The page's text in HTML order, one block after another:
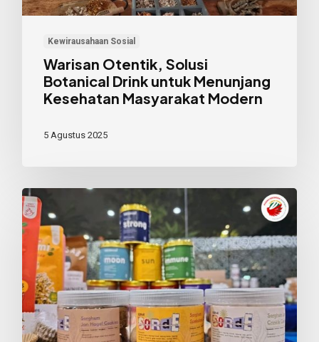
Kewirausahaan Sosial
Kesehatan
Warisan Otentik, Solusi
Botanical Drink untuk Menunjang
Kesehatan Masyarakat Modern
5 Agustus 2025
Kukis
Sorgum,
Camilan
Sehat
untuk
Ketahanan
Pangan